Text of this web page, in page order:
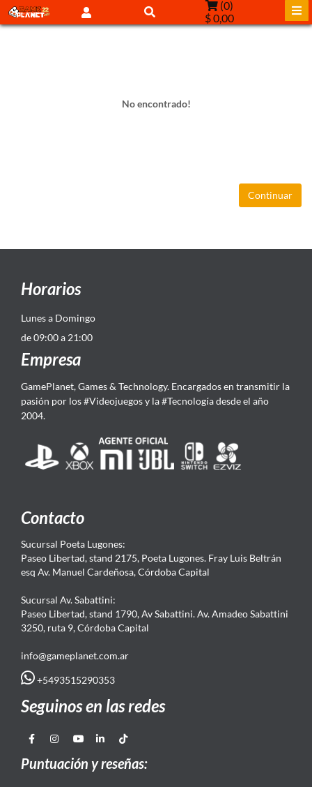
(0)
$ 0,00
No encontrado!
Continuar
Horarios
Lunes a Domingo
de 09:00 a 21:00
Empresa
GamePlanet, Games & Technology. Encargados en transmitir la
pasión por los #Videojuegos y la #Tecnología desde el año
2004.
Contacto
Sucursal Poeta Lugones:
Paseo Libertad, stand 2175, Poeta Lugones. Fray Luis Beltrán
esq Av. Manuel Cardeñosa, Córdoba Capital
Sucursal Av. Sabattini:
Paseo Libertad, stand 1790, Av Sabattini. Av. Amadeo Sabattini
3250, ruta 9, Córdoba Capital
info@gameplanet.com.ar
+5493515290353
Seguinos en las redes
Puntuación y reseñas: